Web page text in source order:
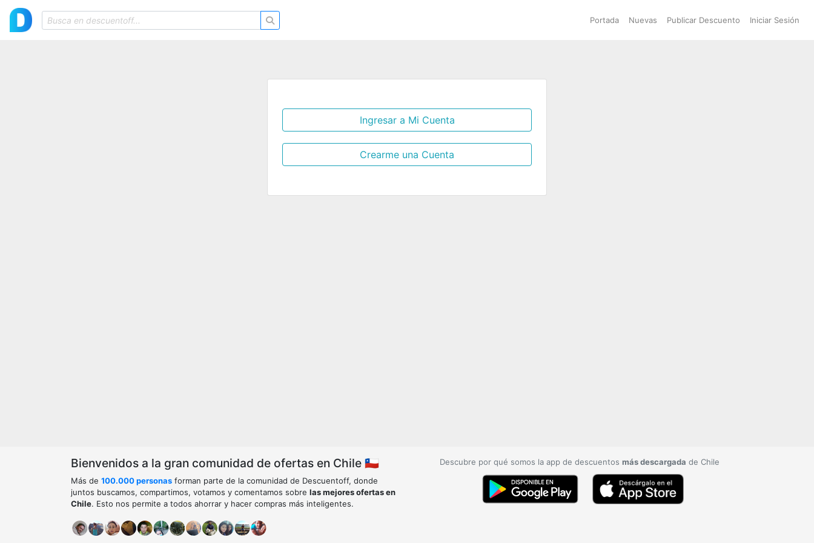
Portada Nuevas Publicar Descuento Iniciar Sesión
Ingresar a Mi Cuenta
Crearme una Cuenta
Bienvenidos a la gran comunidad de ofertas en Chile 🇨🇱
Más de 100.000 personas forman parte de la comunidad de Descuentoff, donde
juntos buscamos, compartimos, votamos y comentamos sobre las mejores ofertas en
Chile. Esto nos permite a todos ahorrar y hacer compras más inteligentes.
Descubre por qué somos la app de descuentos más descargada de Chile